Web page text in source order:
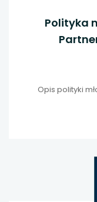
Polityka
Opis polityki